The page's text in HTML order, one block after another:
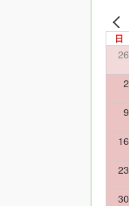
日
26
2
9
16
23
30